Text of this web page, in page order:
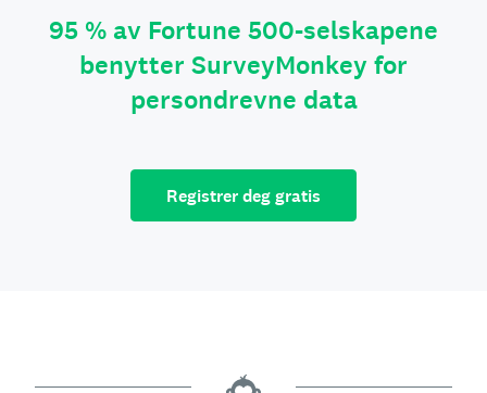
95 % av Fortune 500-selskapene
benytter SurveyMonkey for
persondrevne data
Registrer deg gratis